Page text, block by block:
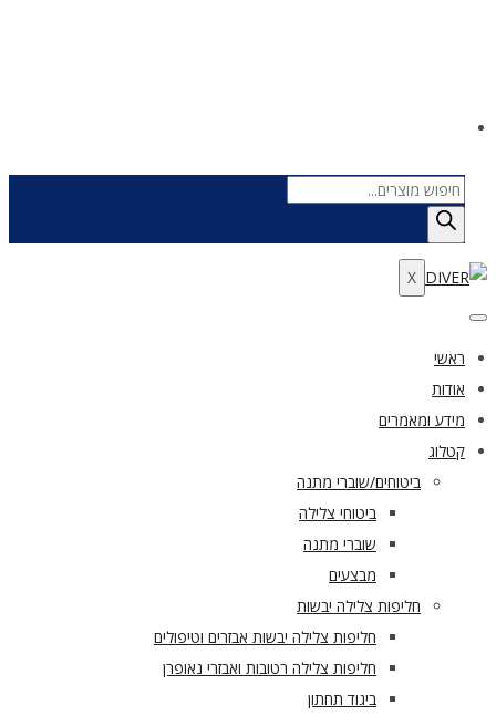
Products
search
X
ראשי
אודות
מידע ומאמרים
קטלוג
ביטוחים/שוברי מתנה
ביטוחי צלילה
שוברי מתנה
מבצעים
חליפות צלילה יבשות
חליפות צלילה יבשות אבזרים וטיפולים
חליפות צלילה רטובות ואבזרי נאופרן
ביגוד תחתון